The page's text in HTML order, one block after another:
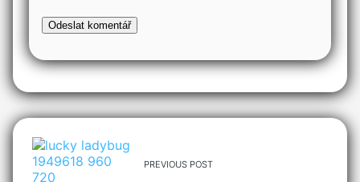
PREVIOUS POST